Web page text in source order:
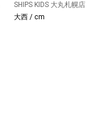
SHIPS KIDS 大丸札幌店
大西 / cm